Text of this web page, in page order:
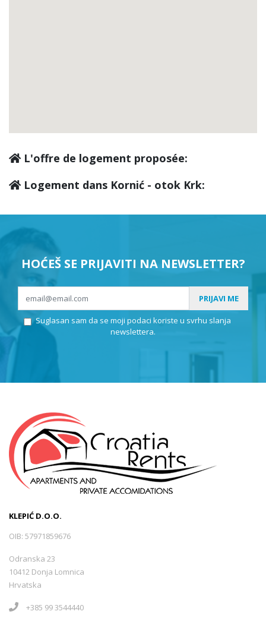
L'offre de logement proposée:
Logement dans Kornić - otok Krk:
HOĆEŠ SE PRIJAVITI NA NEWSLETTER?
PRIJAVI ME
Suglasan sam da se moji podaci koriste u svrhu slanja
newslettera.
KLEPIĆ D.O.O.
OIB: 57971859676
Odranska 23
10412 Donja Lomnica
Hrvatska
+385 99 3544440